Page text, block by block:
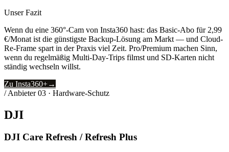
Unser Fazit
Wenn du eine 360°-Cam von Insta360 hast: das Basic-Abo für 2,99
€/Monat ist die günstigste Backup-Lösung am Markt — und Cloud-
Re-Frame spart in der Praxis viel Zeit. Pro/Premium machen Sinn,
wenn du regelmäßig Multi-Day-Trips filmst und SD-Karten nicht
ständig wechseln willst.
Zu Insta360+→
/ Anbieter03 · Hardware-Schutz
DJI
DJI Care Refresh / Refresh Plus